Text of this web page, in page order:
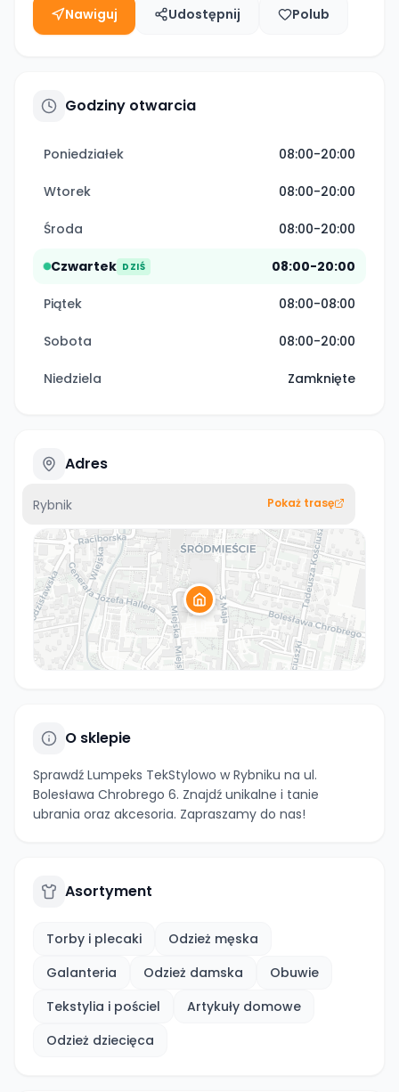
Nawiguj Udostępnij Polub
Godziny otwarcia
Poniedziałek 08:00-20:00
Wtorek 08:00-20:00
Środa 08:00-20:00
Czwartek DZIŚ 08:00-20:00
Piątek 08:00-08:00
Sobota 08:00-20:00
Niedziela Zamknięte
Adres
Rybnik Pokaż trasę
O sklepie
Sprawdź Lumpeks TekStylowo w Rybniku na ul.
Bolesława Chrobrego 6. Znajdź unikalne i tanie
ubrania oraz akcesoria. Zapraszamy do nas!
Asortyment
Torby i plecaki
Odzież męska
Galanteria
Odzież damska
Obuwie
Tekstylia i pościel
Artykuły domowe
Odzież dziecięca